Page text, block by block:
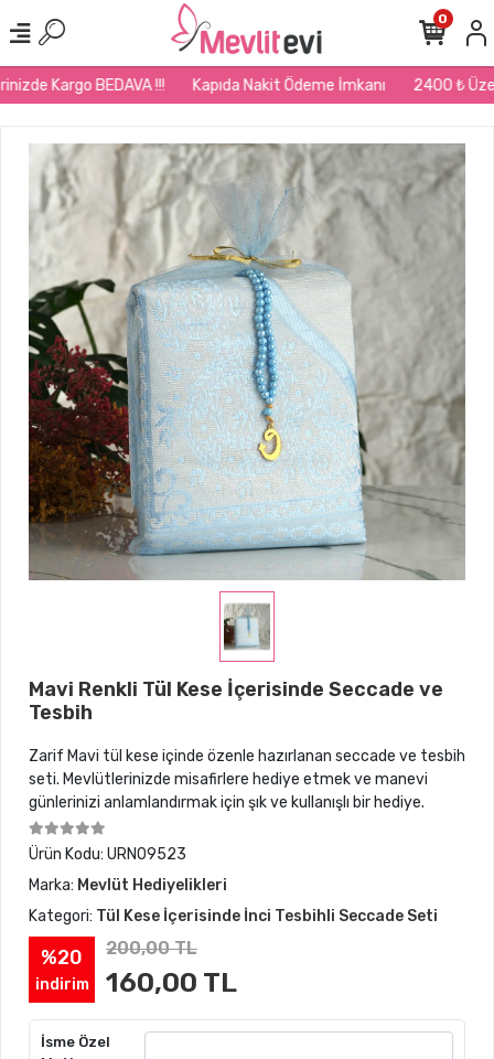
Kargo BEDAVA !!! Kapıda Nakit Ödeme İmkanı 2400 ₺
0
Mavi Renkli Tül Kese İçerisinde Seccade ve
Tesbih
Zarif Mavi tül kese içinde özenle hazırlanan seccade ve tesbih
seti. Mevlütlerinizde misafirlere hediye etmek ve manevi
günlerinizi anlamlandırmak için şık ve kullanışlı bir hediye.
Ürün Kodu: URN09523
Marka: Mevlüt Hediyelikleri
Kategori: Tül Kese İçerisinde İnci Tesbihli Seccade Seti
%20
indirim
200,00 TL
160,00 TL
İsme Özel